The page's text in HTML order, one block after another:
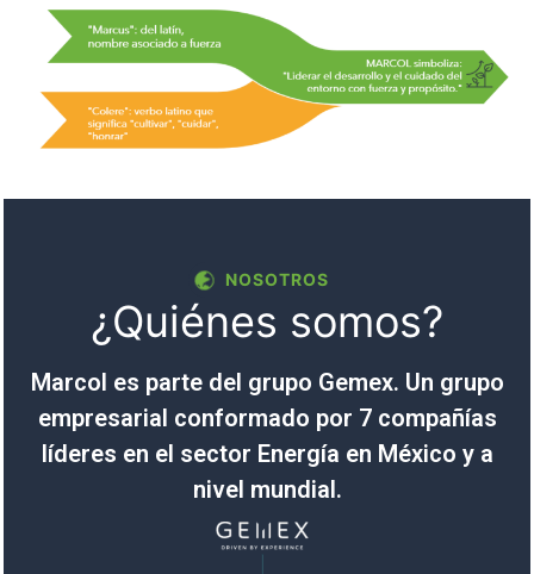
NOSOTROS
¿Quiénes somos?
Marcol es parte del grupo Gemex. Un grupo
empresarial conformado por 7 compañías
líderes en el sector Energía en México y a
nivel mundial.